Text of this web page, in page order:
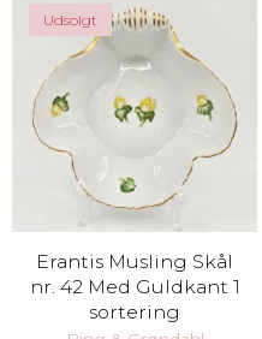
Udsolgt
Erantis Musling Skål
nr. 42 Med Guldkant 1
sortering